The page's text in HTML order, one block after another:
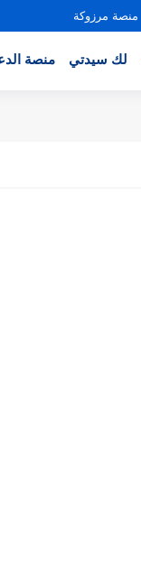
منصة مرزوكة
لك سيدتي منصة